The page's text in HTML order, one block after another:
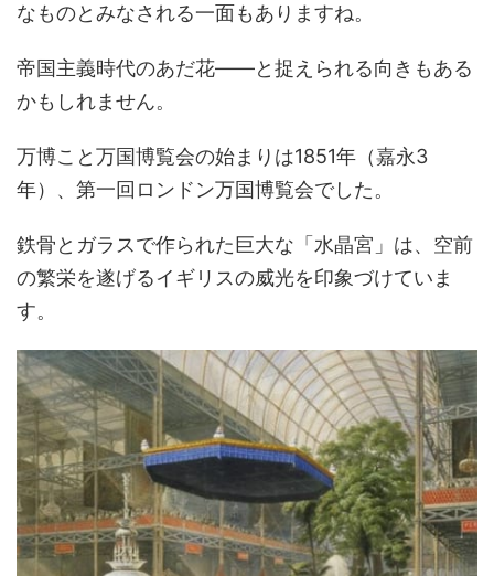
なものとみなされる一面もありますね。
帝国主義時代のあだ花――と捉えられる向きもある
かもしれません。
万博こと万国博覧会の始まりは1851年（嘉永3
年）、第一回ロンドン万国博覧会でした。
鉄骨とガラスで作られた巨大な「水晶宮」は、空前
の繁栄を遂げるイギリスの威光を印象づけていま
す。